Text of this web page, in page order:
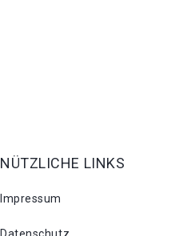
NÜTZLICHE LINKS
Impressum